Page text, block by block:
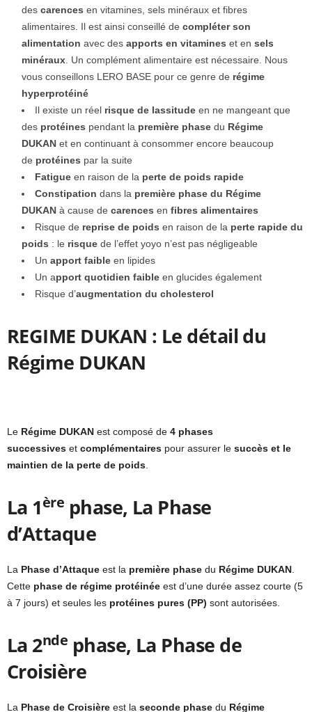
des carences en vitamines, sels minéraux et fibres
alimentaires. Il est ainsi conseillé de compléter son
alimentation avec des apports en vitamines et en sels
minéraux. Un complément alimentaire est nécessaire. Nous
vous conseillons LERO BASE pour ce genre de régime
hyperprotéiné
Il existe un réel risque de lassitude en ne mangeant que
des protéines pendant la première phase du Régime
DUKAN et en continuant à consommer encore beaucoup
de protéines par la suite
Fatigue en raison de la perte de poids rapide
Constipation dans la première phase du Régime
DUKAN à cause de carences en fibres alimentaires
Risque de reprise de poids en raison de la perte rapide du
poids : le risque de l’effet yoyo n’est pas négligeable
Un apport faible en lipides
Un apport quotidien faible en glucides également
Risque d’augmentation du cholesterol
REGIME DUKAN : Le détail du
Régime DUKAN
Le Régime DUKAN est composé de 4 phases
successives et complémentaires pour assurer le succès et le
maintien de la perte de poids.
La 1ère phase, La Phase
d’Attaque
La Phase d’Attaque est la première phase du Régime DUKAN.
Cette phase de régime protéinée est d’une durée assez courte (5
à 7 jours) et seules les protéines pures (PP) sont autorisées.
La 2nde phase, La Phase de
Croisière
La Phase de Croisière est la seconde phase du Régime